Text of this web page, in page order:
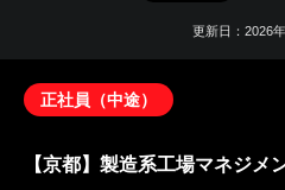
更新日：2026
正社員（中途）
【京都】製造系工場マネジメ